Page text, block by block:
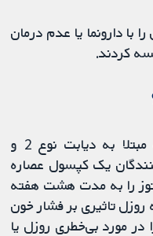
با دارونما یا عدم درمان
کردند.
یک مطالعه را با 60 شرکت‌کننده مبتلا به دیابت نوع 2 و
یک کپسول عصاره
را به مدت هشت هفته
تاثیری بر فشار خون
در مورد بی‌خطری روزل یا